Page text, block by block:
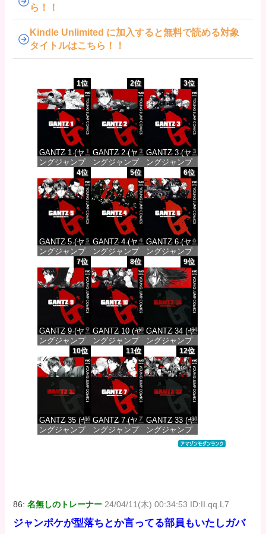
ら！！
Kindle Unlimited に加入すると無料で読める対象
タイトルはこちら！！
1位
GANTZ 1 (ヤ
ングジャンプ
コミックス
DIGITAL)
価格：¥100
2位
GANTZ 2 (ヤ
ングジャンプ
コミックス
DIGITAL)
価格：¥100
3位
GANTZ 3 (ヤ
ングジャンプ
コミックス
DIGITAL)
価格：¥100
4位
GANTZ 5 (ヤ
ングジャンプ
コミックス
DIGITAL)
価格：¥100
5位
GANTZ 4 (ヤ
ングジャンプ
コミックス
DIGITAL)
価格：¥100
6位
GANTZ 6 (ヤ
ングジャンプ
コミックス
DIGITAL)
価格：¥100
7位
GANTZ 9 (ヤ
ングジャンプ
コミックス
DIGITAL)
価格：¥100
8位
GANTZ 10 (ヤ
ングジャンプ
コミックス
DIGITAL)
価格：¥100
9位
GANTZ 34 (ヤ
ングジャンプ
コミックス
DIGITAL)
価格：¥100
10位
GANTZ 35 (ヤ
ングジャンプ
11位
GANTZ 7 (ヤ
ングジャンプ
12位
GANTZ 33 (ヤ
ングジャンプ
コミックス
86:名無しのトレーナー 24/04/11(木) 00:34:53 ID:II.qq.L7
ジャンポケが型落ちとか言ってる部員もいたしガバ